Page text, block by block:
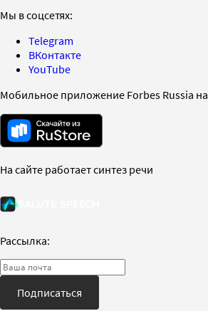
Мы в соцсетях:
Telegram
ВКонтакте
YouTube
Мобильное приложение Forbes Russia
На сайте работает синтез речи
Рассылка:
Подписаться